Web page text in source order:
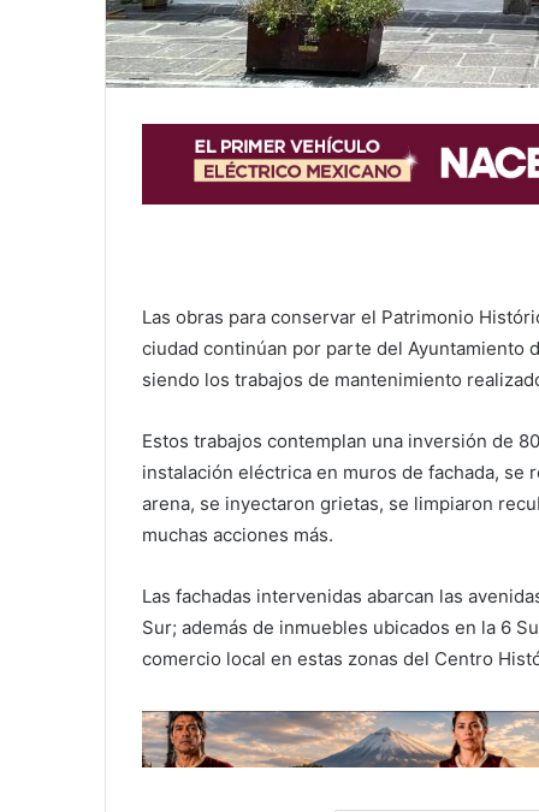
Las obras para conservar el Patrimonio
ciudad continúan por parte del Ayuntamiento
siendo los trabajos de mantenimiento
Estos trabajos contemplan una inversión de
instalación eléctrica en muros de fachada,
arena, se inyectaron grietas, se limpiaron
muchas acciones más.
Las fachadas intervenidas abarcan las
Sur; además de inmuebles ubicados en la 6
comercio local en estas zonas del Centro